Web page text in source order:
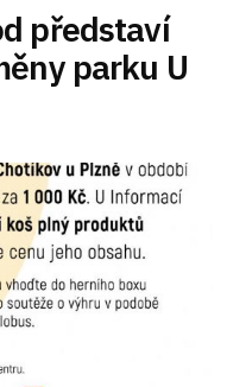
představí
parku U